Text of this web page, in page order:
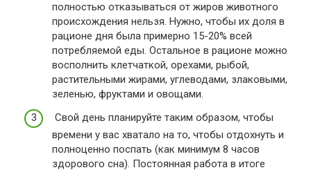
полностью отказываться от жиров животного
происхождения нельзя. Нужно, чтобы их доля в
рационе дня была примерно 15-20% всей
потребляемой еды. Остальное в рационе можно
восполнить клетчаткой, орехами, рыбой,
растительными жирами, углеводами, злаковыми,
зеленью, фруктами и овощами.
Свой день планируйте таким образом, чтобы
времени у вас хватало на то, чтобы отдохнуть и
полноценно поспать (как минимум 8 часов
здорового сна). Постоянная работа в итоге